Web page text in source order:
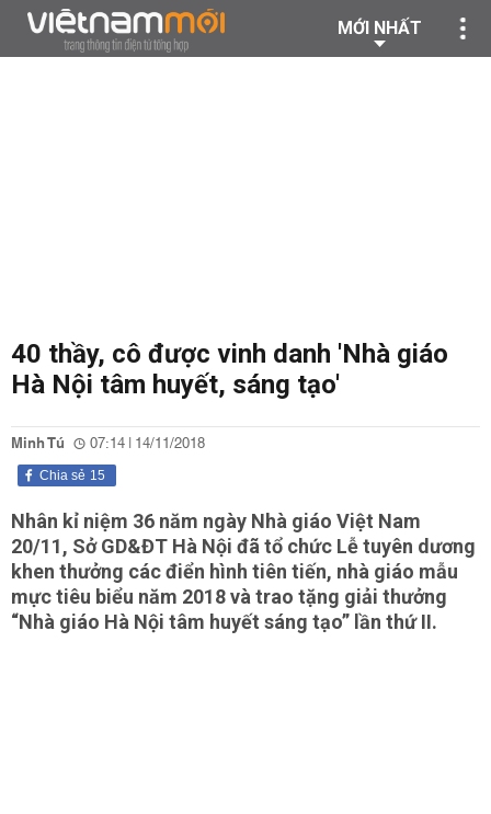
MỚI NHẤT
40 thầy, cô được vinh danh 'Nhà giáo
Hà Nội tâm huyết, sáng tạo'
Minh Tú 07:14 | 14/11/2018
15
Chia sẻ
Nhân kỉ niệm 36 năm ngày Nhà giáo Việt Nam
20/11, Sở GD&ĐT Hà Nội đã tổ chức Lễ tuyên dương
khen thưởng các điển hình tiên tiến, nhà giáo mẫu
mực tiêu biểu năm 2018 và trao tặng giải thưởng
“Nhà giáo Hà Nội tâm huyết sáng tạo” lần thứ II.